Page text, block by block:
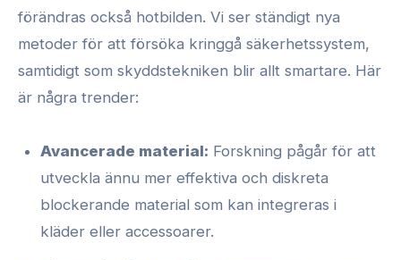
förändras också hotbilden. Vi ser ständigt nya
metoder för att försöka kringgå säkerhetssystem,
samtidigt som skyddstekniken blir allt smartare. Här
är några trender:
Avancerade material: Forskning pågår för att
utveckla ännu mer effektiva och diskreta
blockerande material som kan integreras i
kläder eller accessoarer.